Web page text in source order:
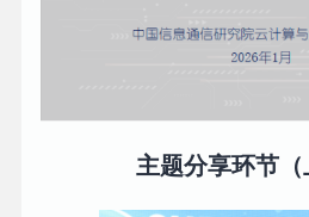
主题分享环节（